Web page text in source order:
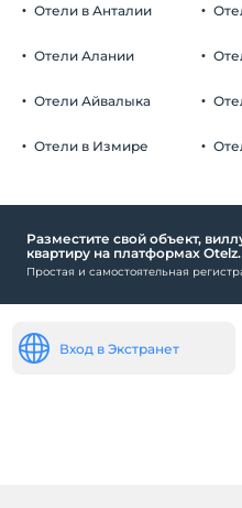
Столовая
Общественные
Детская кроватка
Особенности
Центр города
Номера
Дети
Плата за 1 ребенка (детей) в
взимается.
Отели в Анталии
Отели Алании
Отели Айвалыка
Отели в Измире
Разместите свой объект,
квартиру на платформах Otelz.
Простая и самостоятельная
Вход в Экстранет